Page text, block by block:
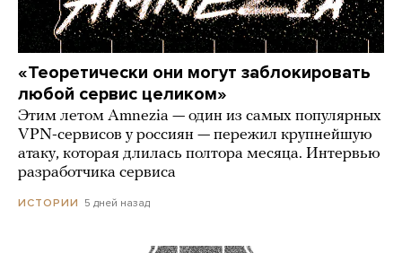
«Теоретически они могут заблокировать
любой сервис целиком»
Этим летом Amnezia — один из самых популярных
VPN-сервисов у россиян — пережил крупнейшую
атаку, которая длилась полтора месяца. Интервью
разработчика сервиса
ИСТОРИИ 5 дней назад